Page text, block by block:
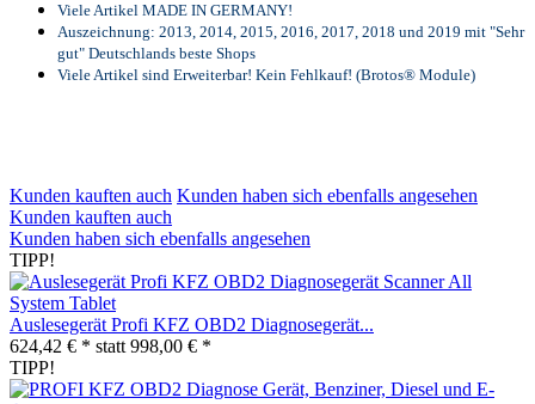
Viele Artikel MADE IN GERMANY!
Auszeichnung: 2013, 2014, 2015, 2016, 2017, 2018 und 2019 mit "Sehr
gut" Deutschlands beste Shops
Viele Artikel sind Erweiterbar! Kein Fehlkauf! (Brotos® Module)
Kunden kauften auch Kunden haben sich ebenfalls angesehen
Kunden kauften auch
Kunden haben sich ebenfalls angesehen
TIPP!
Auslesegerät Profi KFZ OBD2 Diagnosegerät...
624,42 € * statt 998,00 € *
TIPP!